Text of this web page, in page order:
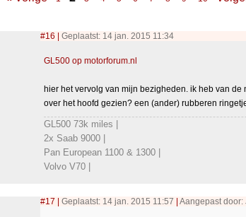
#16 Geplaatst: 14 jan. 2015 11:34
GL500 op motorforum.nl
hier het vervolg van mijn bezigheden. ik heb van
over het hoofd gezien? een (ander) rubberen
GL500 73k miles |
2x Saab 9000 |
Pan European 1100 & 1300 |
Volvo V70 |
#17 Geplaatst: 14 jan. 2015 11:57 Aangepast door: